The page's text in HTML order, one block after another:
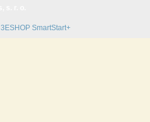
3ESHOP SmartStart+